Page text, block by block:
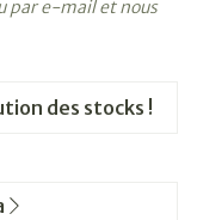
des stocks !
par e-mail et nous